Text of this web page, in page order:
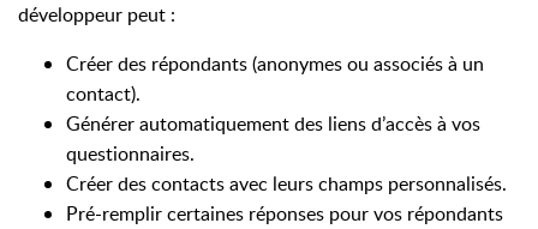
développeur peut :
Créer des répondants (anonymes ou associés à un
contact).
Générer automatiquement des liens d’accès à vos
questionnaires.
Créer des contacts avec leurs champs personnalisés.
Pré-remplir certaines réponses pour vos répondants